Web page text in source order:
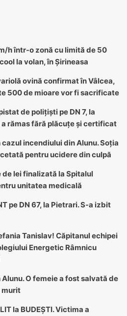
h într-o zonă cu limită de 50
la volan, în Șirineasa
ovină confirmat în Vâlcea,
500 de mioare vor fi sacrificate
de polițiști pe DN 7, la
a rămas fără plăcuțe și certificat
incendiului din Alunu. Soția
pentru ucidere din culpă
de lei finalizată la Spitalul
unitatea medicală
pe DN 67, la Pietrari. S-a izbit
Tanislav! Căpitanul echipei
Energetic Râmnicu
O femeie a fost salvată de
murit
la BUDEȘTI. Victima a